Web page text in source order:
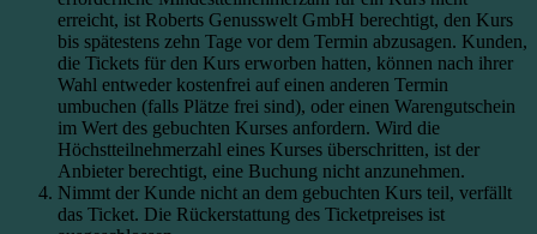
erreicht, ist Roberts Genusswelt GmbH berechtigt, den Kurs
bis spätestens zehn Tage vor dem Termin abzusagen. Kunden,
die Tickets für den Kurs erworben hatten, können nach ihrer
Wahl entweder kostenfrei auf einen anderen Termin
umbuchen (falls Plätze frei sind), oder einen Warengutschein
im Wert des gebuchten Kurses anfordern. Wird die
Höchstteilnehmerzahl eines Kurses überschritten, ist der
Anbieter berechtigt, eine Buchung nicht anzunehmen.
Nimmt der Kunde nicht an dem gebuchten Kurs teil, verfällt
das Ticket. Die Rückerstattung des Ticketpreises ist